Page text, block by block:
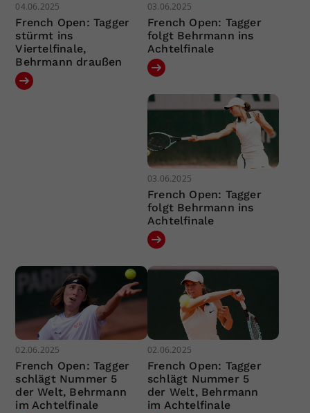
04.06.2025
French Open: Tagger
stürmt ins
Viertelfinale,
Behrmann draußen
03.06.2025
French Open: Tagger
folgt Behrmann ins
Achtelfinale
03.06.2025
French Open: Tagger
folgt Behrmann ins
Achtelfinale
02.06.2025
French Open: Tagger
schlägt Nummer 5
der Welt, Behrmann
im Achtelfinale
02.06.2025
French Open: Tagger
schlägt Nummer 5
der Welt, Behrmann
im Achtelfinale